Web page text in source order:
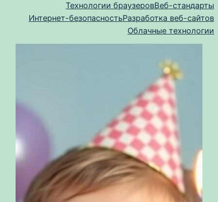
Технологии браузеровВеб-стандарты
Интернет-безопасностьРазработка веб-сайтов
Облачные технологии